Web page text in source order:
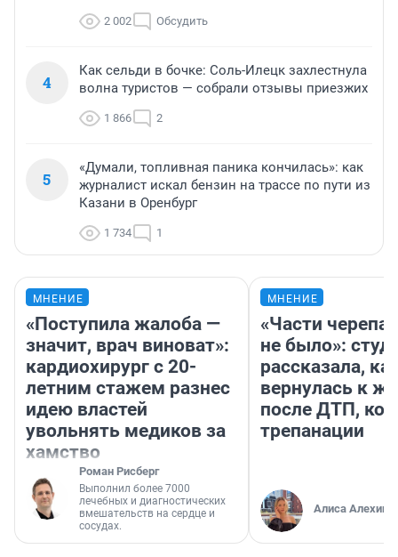
2 002 Обсудить
4
Как сельди в бочке: Соль-Илецк захлестнула
волна туристов — собрали отзывы приезжих
1 866 2
5
«Думали, топливная паника кончилась»: как
журналист искал бензин на трассе по пути из
Казани в Оренбург
1 734 1
МНЕНИЕ
«Поступила жалоба —
значит, врач виноват»:
кардиохирург с 20-
летним стажем разнес
идею властей
увольнять медиков за
хамство
Роман Рисберг
Выполнил более 7000
лечебных и диагностических
вмешательств на сердце и
сосудах.
МНЕНИЕ
«Части черепа
не было»:
рассказала,
вернулась к
после ДТП,
трепанации
Алиса Алехина